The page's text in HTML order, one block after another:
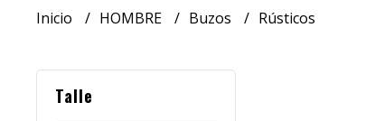
Inicio HOMBRE Buzos Rústicos
Talle